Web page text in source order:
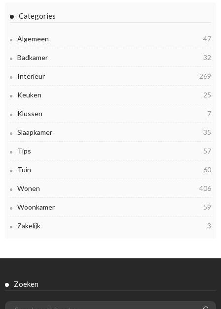
Categories
Algemeen 47
Badkamer 32
Interieur 269
Keuken 25
Klussen 7
Slaapkamer 35
Tips 57
Tuin 60
Wonen 406
Woonkamer 59
Zakelijk 3
Zoeken